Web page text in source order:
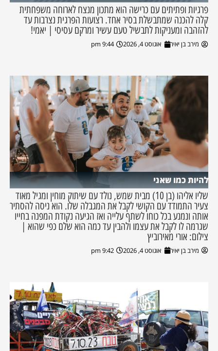
פרגיות ופתיתים עם כרישה הוא מתכון מנצח לארוחה משפחתית
קלה להכנה שמתבשלת בסיר אחד. רצועות הפרגית נצרבות עד
להזהבה ומעניקות לתבשיל טעם עשיר ומרקם עסיסי | יאמי!
מירב בן יאיר אוגוסט 4, 2026 9:44 pm
להיות כמו שאני
שליו אליהו (בן 10) מבית שמש, נולד עם שיתוק מוחין ומגיל מאוד
צעיר התמודד עם הקושי לקבל את המגבלה שלו. הוא ניסה להסתיר
אותה ונמנע בכל כוחו לשתף עלייה ואז הגיעה נקודת המפנה בחייו
שגרמה לו לקבל את עצמו ולהבין עד כמה הוא שלם כפי שהוא |
צילום: אורי מאירוביץ
מירב בן יאיר אוגוסט 4, 2026 9:42 pm